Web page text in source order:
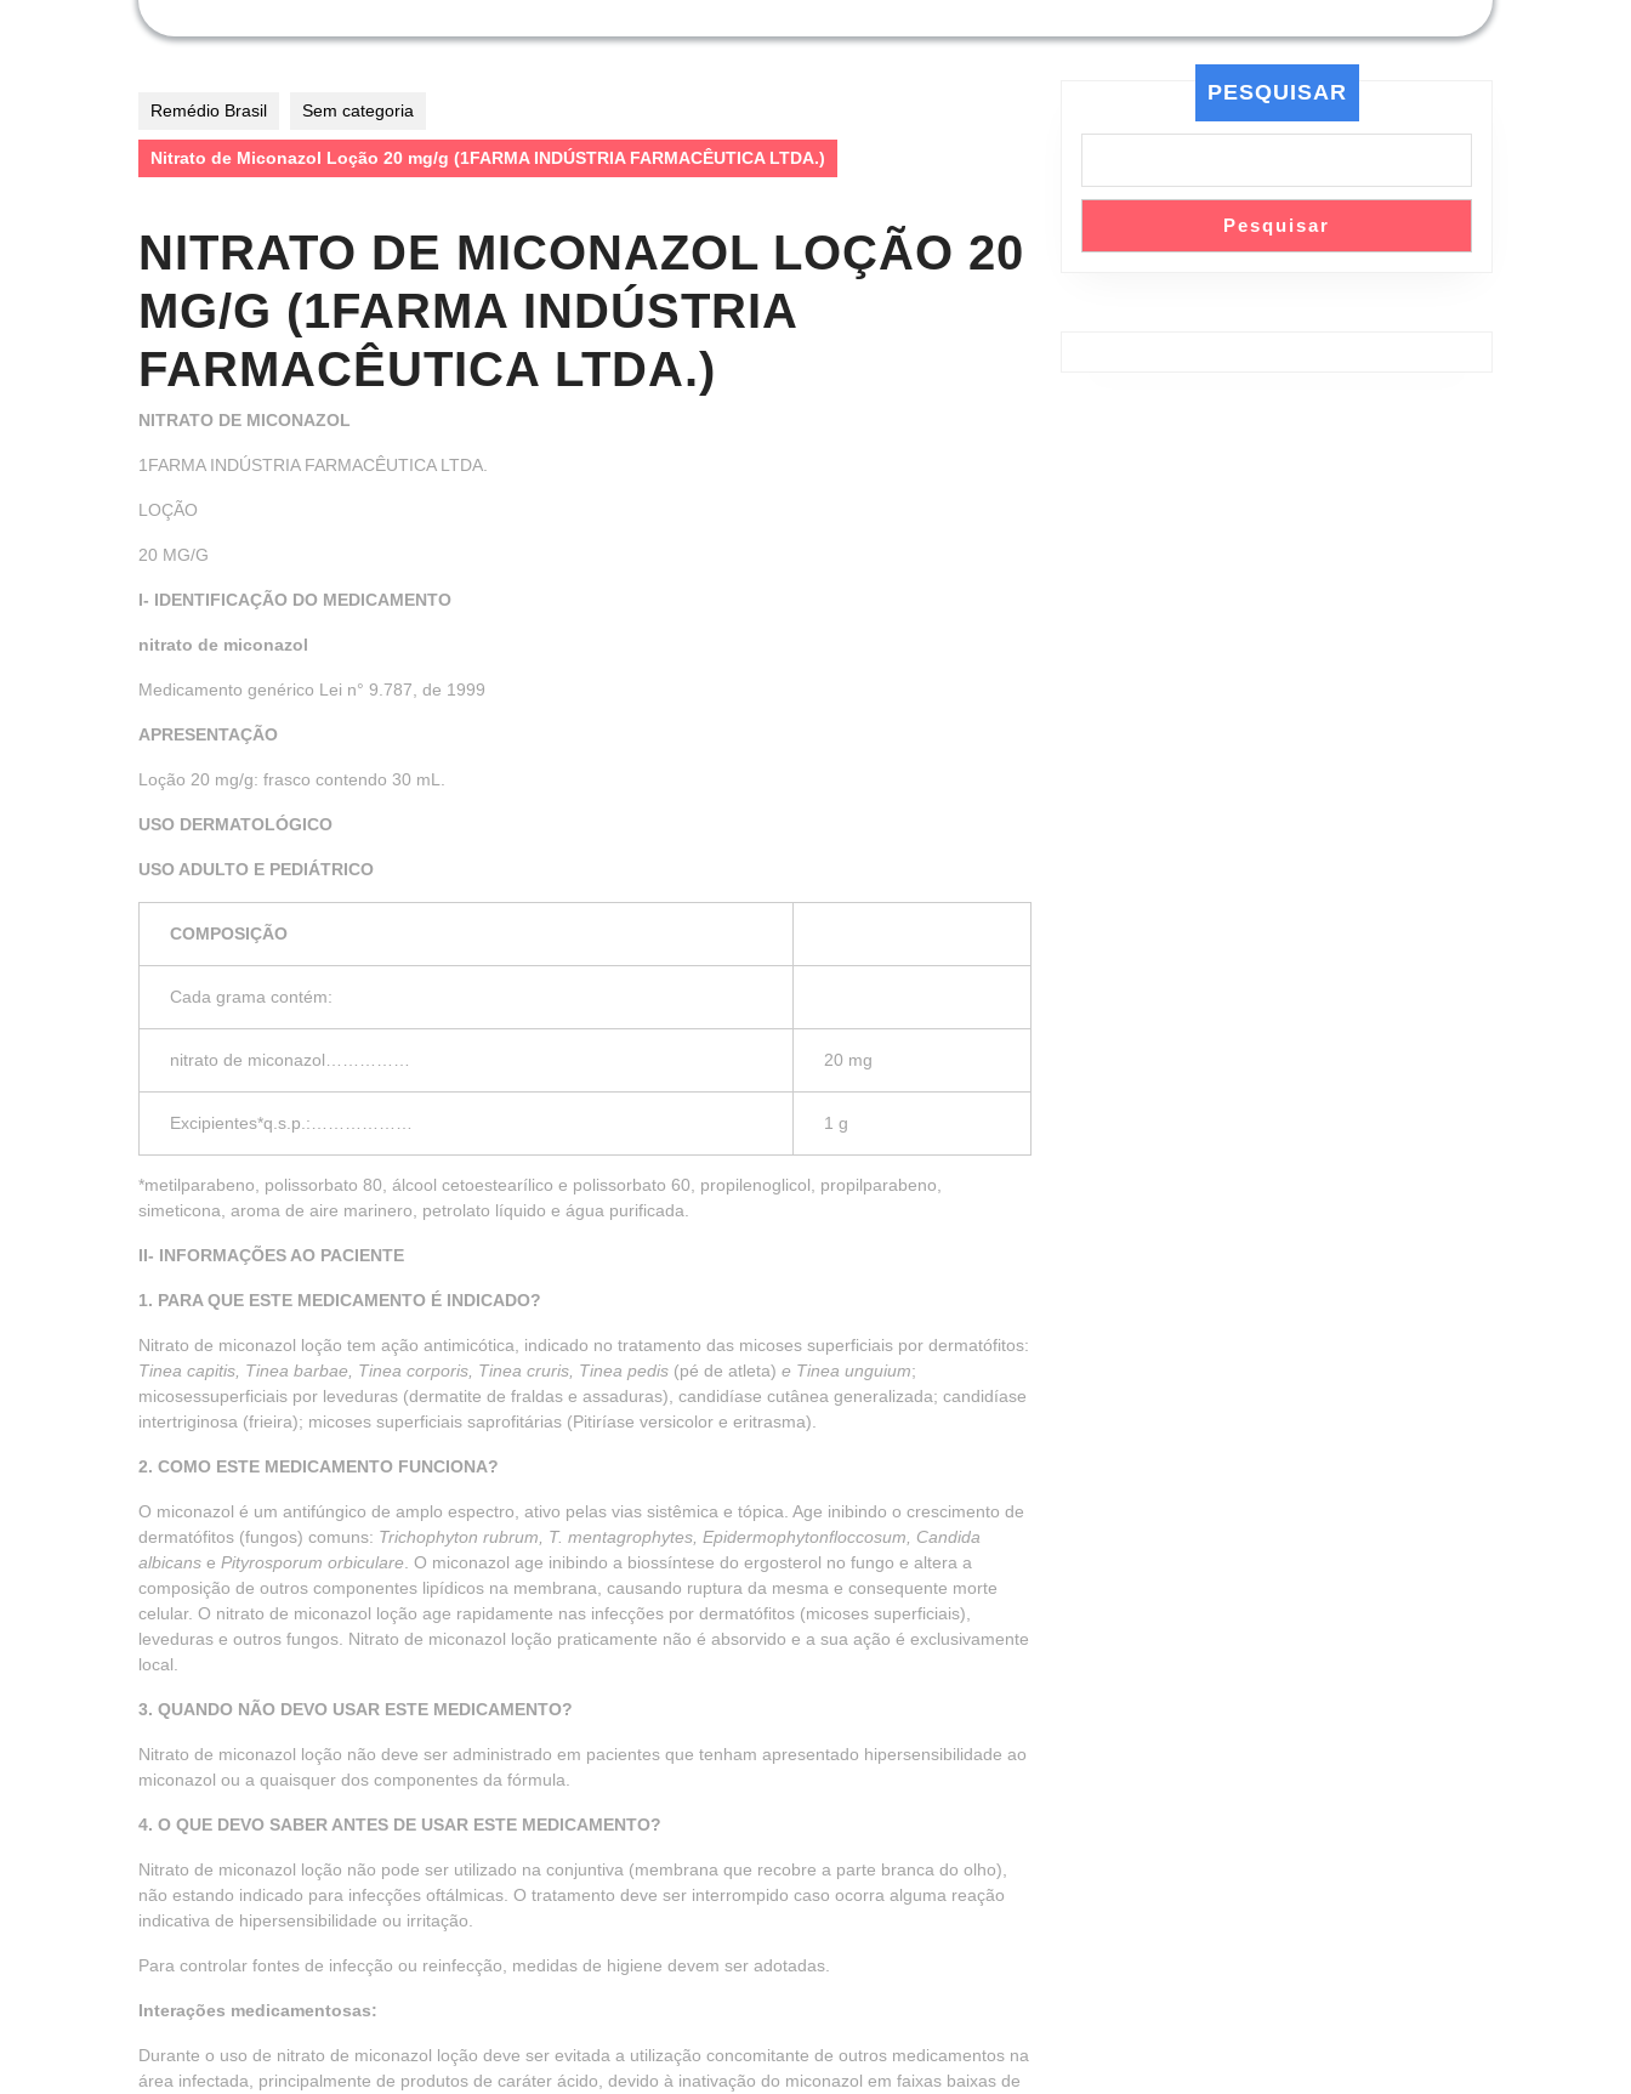
Remédio Brasil Sem categoria
Nitrato de Miconazol Loção 20 mg/g (1FARMA INDÚSTRIA FARMACÊUTICA LTDA.)
NITRATO DE MICONAZOL LOÇÃO 20
MG/G (1FARMA INDÚSTRIA
FARMACÊUTICA LTDA.)
NITRATO DE MICONAZOL
1FARMA INDÚSTRIA FARMACÊUTICA LTDA.
LOÇÃO
20 MG/G
I- IDENTIFICAÇÃO DO MEDICAMENTO
nitrato de miconazol
Medicamento genérico Lei n° 9.787, de 1999
APRESENTAÇÃO
Loção 20 mg/g: frasco contendo 30 mL.
USO DERMATOLÓGICO
USO ADULTO E PEDIÁTRICO
COMPOSIÇÃO
Cada grama contém:
nitrato de miconazol…………… 20 mg
Excipientes*q.s.p.:……………… 1 g
*metilparabeno, polissorbato 80, álcool cetoestearílico e polissorbato 60, propilenoglicol, propilparabeno,
simeticona, aroma de aire marinero, petrolato líquido e água purificada.
II- INFORMAÇÕES AO PACIENTE
1. PARA QUE ESTE MEDICAMENTO É INDICADO?
Nitrato de miconazol loção tem ação antimicótica, indicado no tratamento das micoses superficiais por dermatófitos:
Tinea capitis, Tinea barbae, Tinea corporis, Tinea cruris, Tinea pedis (pé de atleta) e Tinea unguium;
micosessuperficiais por leveduras (dermatite de fraldas e assaduras), candidíase cutânea generalizada; candidíase
intertriginosa (frieira); micoses superficiais saprofitárias (Pitiríase versicolor e eritrasma).
2. COMO ESTE MEDICAMENTO FUNCIONA?
O miconazol é um antifúngico de amplo espectro, ativo pelas vias sistêmica e tópica. Age inibindo o crescimento de
dermatófitos (fungos) comuns: Trichophyton rubrum, T. mentagrophytes, Epidermophytonfloccosum, Candida
albicans e Pityrosporum orbiculare . O miconazol age inibindo a biossíntese do ergosterol no fungo e altera a
composição de outros componentes lipídicos na membrana, causando ruptura da mesma e consequente morte
celular. O nitrato de miconazol loção age rapidamente nas infecções por dermatófitos (micoses superficiais),
leveduras e outros fungos. Nitrato de miconazol loção praticamente não é absorvido e a sua ação é exclusivamente
local.
3. QUANDO NÃO DEVO USAR ESTE MEDICAMENTO?
Nitrato de miconazol loção não deve ser administrado em pacientes que tenham apresentado hipersensibilidade ao
miconazol ou a quaisquer dos componentes da fórmula.
4. O QUE DEVO SABER ANTES DE USAR ESTE MEDICAMENTO?
Nitrato de miconazol loção não pode ser utilizado na conjuntiva (membrana que recobre a parte branca do olho),
não estando indicado para infecções oftálmicas. O tratamento deve ser interrompido caso ocorra alguma reação
indicativa de hipersensibilidade ou irritação.
Para controlar fontes de infecção ou reinfecção, medidas de higiene devem ser adotadas.
Interações medicamentosas:
Durante o uso de nitrato de miconazol loção deve ser evitada a utilização concomitante de outros medicamentos na
área infectada, principalmente de produtos de caráter ácido, devido à inativação do miconazol em faixas baixas de
PESQUISAR
Pesquisar